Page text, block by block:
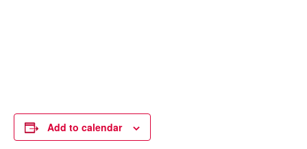
Add to calendar